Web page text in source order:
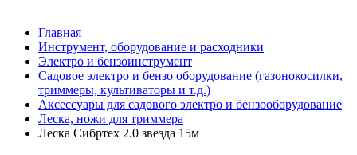
Главная
Инструмент, оборудование и расходники
Электро и бензоинструмент
Садовое электро и бензо оборудование (газонокосилки,
триммеры, культиваторы и т.д.)
Аксессуары для садового электро и бензооборудование
Леска, ножи для триммера
Леска Сибртех 2.0 звезда 15м